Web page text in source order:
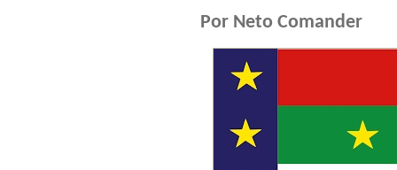
Por Neto Comander